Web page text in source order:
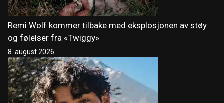
Remi Wolf kommer tilbake med eksplosjonen av støy
og følelser fra «Twiggy»
8. august 2026